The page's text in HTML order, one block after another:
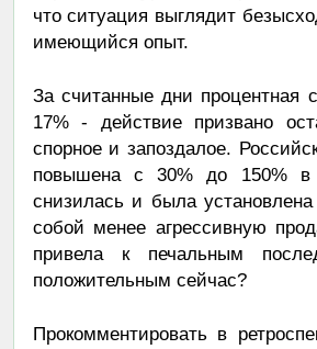
что ситуация выглядит
имеющийся опыт.
За считанные дни процентная
17% - действие призвано
спорное и запоздалое.
повышена с 30% до 150% в
снизилась и была
собой менее агрессивную
привела к печальным
положительным сейчас?
Прокомментировать в